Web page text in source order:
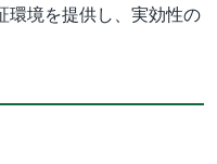
環境を提供し、実効性の